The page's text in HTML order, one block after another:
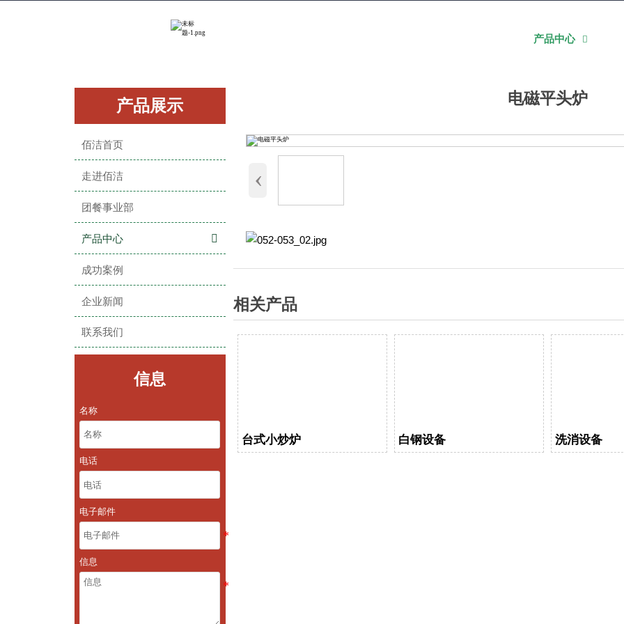
产品中心 
产品展示
佰洁首页
走进佰洁
团餐事业部
产品中心 
成功案例
企业新闻
联系我们
信息
名称
电话
电子邮件
信息
电磁平头炉
‹
相关产品
台式小炒炉 白钢设备 洗消设备